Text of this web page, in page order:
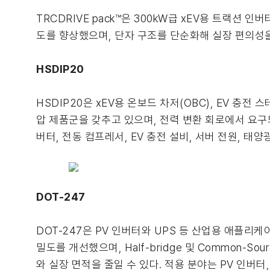
TRCDRIVE pack™은 300kW급 xEV용 트랙션 인버
도를 향상했으며, 단자 구조를 단순화해 실장 편의
HSDIP20
HSDIP20은 xEV용 온보드 차저(OBC), EV 충전 스
압 제품군을 갖추고 있으며, 전력 변환 회로에서 요
버터, 전동 컴프레서, EV 충전 설비, 서버 전원, 태양
DOT-247
DOT-247은 PV 인버터와 UPS 등 산업용 애플리케
밀도를 개선했으며, Half-bridge 및 Common-
와 실장 면적을 줄일 수 있다. 적용 분야는 PV 인버